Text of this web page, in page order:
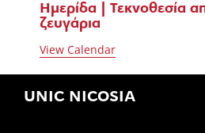
Ημερίδα | Τεκνοθεσία
ζευγάρια
View Calendar
UNIC NICOSIA